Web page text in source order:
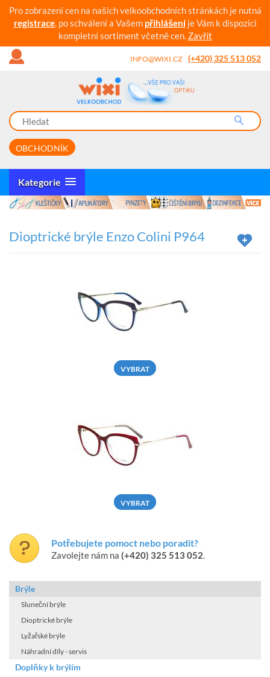
Pro zobrazení cen na našich velkoobchodních stránkách je nutná
registrace, po schválení a Vašem přihlášeníje Vám k dispozici
kompletní sortiment včetně cen. Zavřít
INFO@WIXI.CZ (+420) 325 513 052
OBCHODNÍK
Kategorie
Dioptrické brýle Enzo Colini P964
VYBRAT
VYBRAT
Potřebujete pomoct nebo poradit?
Zavolejte nám na (+420) 325 513 052.
Brýle
Sluneční brýle
Dioptrické brýle
Lyžařské brýle
Náhradní díly - servis
Doplňky k brýlím